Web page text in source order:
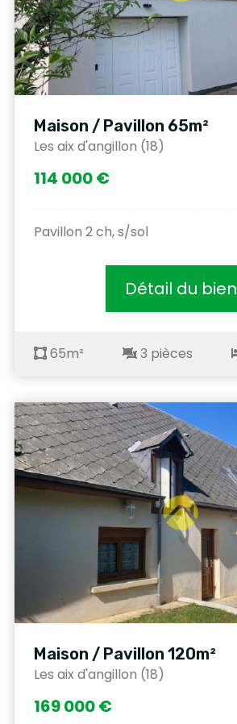
Maison / Pavillon 65m²
Les aix d'angillon (18)
114 000 €
Pavillon 2 ch, s/sol
Détail du bien
65m² 3 pièces
Maison / Pavillon 120m²
Les aix d'angillon (18)
169 000 €